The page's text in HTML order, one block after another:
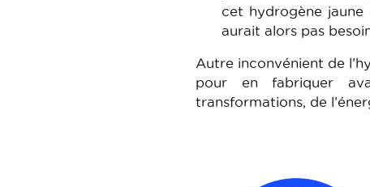
cet hydrogène jaune
aurait alors pas
Autre inconvénient de
pour en fabriquer
transformations, de